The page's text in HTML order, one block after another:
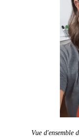
Vue d'ensemble